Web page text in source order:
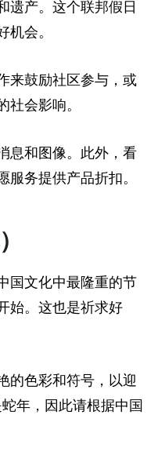
遗产。这个联邦假日
机会。
来鼓励社区参与，或
社会影响。
息和图像。此外，看
务提供产品折扣。
国文化中最隆重的节
始。这也是祈求好
的色彩和符号，以迎
年，因此请根据中国